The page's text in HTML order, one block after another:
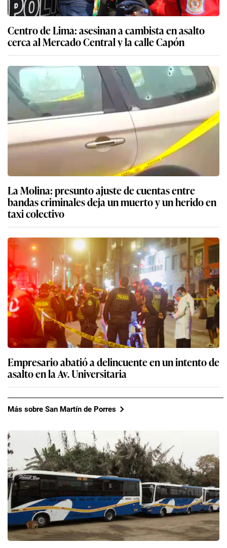
Centro de Lima: asesinan a cambista en asalto
cerca al Mercado Central y la calle Capón
La Molina: presunto ajuste de cuentas entre
bandas criminales deja un muerto y un herido en
taxi colectivo
Empresario abatió a delincuente en un intento de
asalto en la Av. Universitaria
Más sobre San Martín de Porres